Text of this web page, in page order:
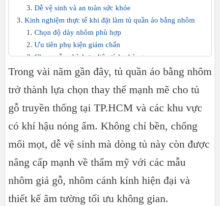
Dễ vệ sinh và an toàn sức khỏe
Kinh nghiệm thực tế khi đặt làm tủ quần áo bằng nhôm
Chọn độ dày nhôm phù hợp
Ưu tiên phụ kiện giảm chấn
Chọn mẫu phù hợp diện tích phòng
Các mẫu tủ quần áo nhôm được yêu thích hiện nay
Tủ nhôm cánh kính
Tủ nhôm cửa lùa
Báo giá tủ quần áo bằng nhôm mới nhất
Có nên làm tủ quần áo bằng nhôm không?
Trong vài năm gần đây, tủ quần áo bằng nhôm
trở thành lựa chọn thay thế mạnh mẽ cho tủ
gỗ truyền thống tại TP.HCM và các khu vực
có khí hậu nóng ẩm. Không chỉ bền, chống
mối mọt, dễ vệ sinh mà dòng tủ này còn được
nâng cấp mạnh về thẩm mỹ với các mẫu
nhôm giả gỗ, nhôm cánh kính hiện đại và
thiết kế âm tường tối ưu không gian.